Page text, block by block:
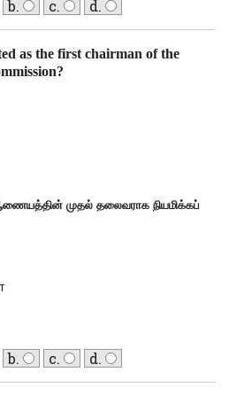
b. c. d.
as the first chairman of the
முதல் தலைவராக நியமிக்கப்
b. c. d.